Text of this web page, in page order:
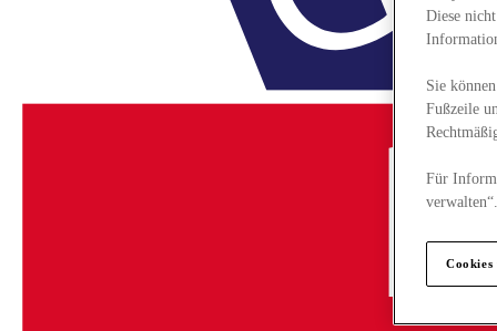
Diese
Sie
Fußzeile
Für
verwalten“.
Cookies